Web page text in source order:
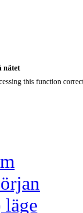
nätet
this function